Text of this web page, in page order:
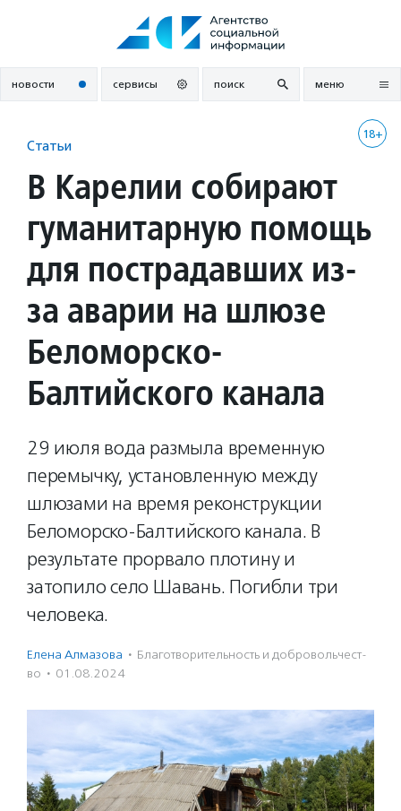
новости сервисы поиск меню
18+
Статьи
В Карелии собирают
гуманитарную помощь
для пострадавших из-
за аварии на шлюзе
Беломорско-
Балтийского канала
29 июля вода размыла временную
перемычку, установленную между
шлюзами на время реконструкции
Беломорско-Балтийского канала. В
результате прорвало плотину и
затопило село Шавань. Погибли три
человека.
Елена Алмазова · Благотвори­тель­ность и доброволь­чест­
во · 01.08.2024